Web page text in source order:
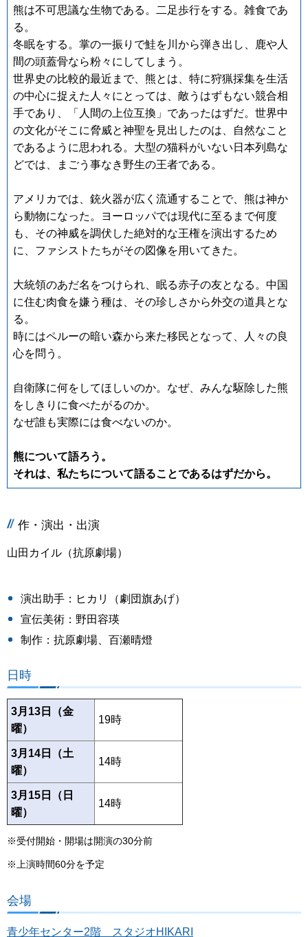
熊は不可思議な生物である。二足歩行をする。雑食であ
る。
冬眠をする。掌の一振りで鮭を川から弾き出し、鹿や人
間の頭蓋骨なら粉々にしてしまう。
世界史の比較的最近まで、熊とは、特に狩猟採集を生活
の中心に捉えた人々にとっては、敵うはずもない競合相
手であり、「人間の上位互換」であったはずだ。世界中
の文化がそこに脅威と神聖を見出したのは、自然なこと
であるように思われる。大型の猫科がいない日本列島な
どでは、まごう事なき野生の王者である。
アメリカでは、銃火器が広く流通することで、熊は神か
ら動物になった。ヨーロッパでは現代に至るまで何度
も、その神威を調伏した絶対的な王権を演出するため
に、ファシストたちがその図像を用いてきた。
大統領のあだ名をつけられ、眠る赤子の友となる。中国
に住む肉食を嫌う種は、その珍しさから外交の道具とな
る。
時にはペルーの暗い森から来た移民となって、人々の良
心を問う。
自衛隊に何をしてほしいのか。なぜ、みんな駆除した熊
をしきりに食べたがるのか。
なぜ誰も実際には食べないのか。
熊について語ろう。
それは、私たちについて語ることであるはずだから。
作・演出・出演
山田カイル（抗原劇場）
演出助手：ヒカリ（劇団旗あげ）
宣伝美術：野田容瑛
制作：抗原劇場、百瀬晴燈
日時
3月13日（金
曜）
19時
3月14日（土
曜）
14時
3月15日（日
曜）
14時
※受付開始・開場は開演の30分前
※上演時間60分を予定
会場
青少年センター2階 スタジオHIKARI